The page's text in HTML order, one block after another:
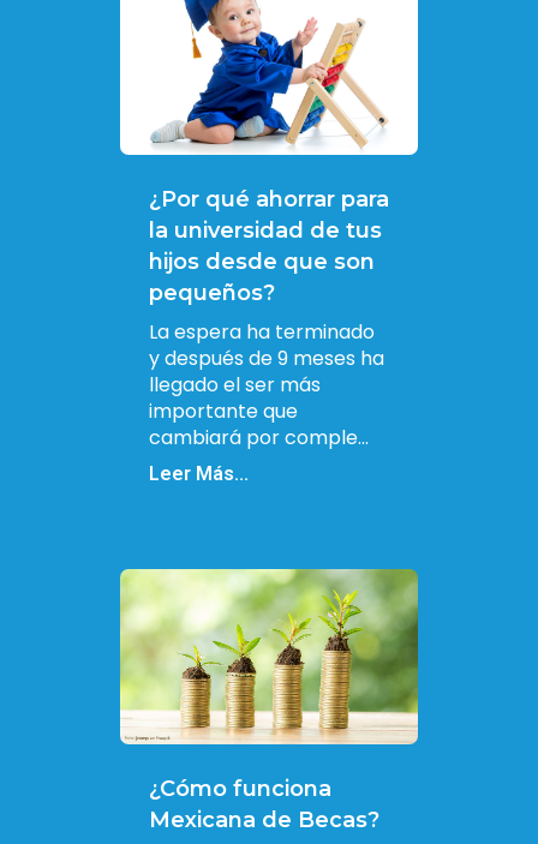
¿Por qué ahorrar para
la universidad de tus
hijos desde que son
pequeños?
La espera ha terminado
y después de 9 meses ha
llegado el ser más
importante que
cambiará por comple...
Leer Más...
¿Cómo funciona
Mexicana de Becas?